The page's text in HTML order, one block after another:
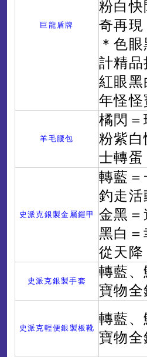
巨龍盾牌
粉白
奇再現
＊色
計精
紅眼
年怪
羊毛腰包
橘閃
粉紫白
士轉蛋
史派克銀製金屬鎧甲
轉藍
釣走活
金黑
黑白
從天降
史派克銀製手套
轉藍
寶物
史派克輕便銀製板靴
轉藍
寶物